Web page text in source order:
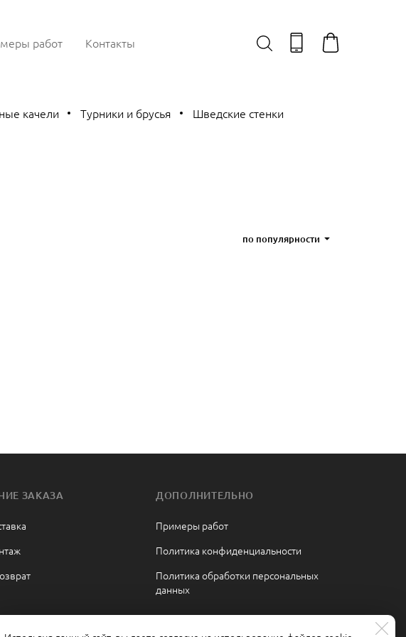
работ Контакты
качели Турники и брусья Шведские стенки
по популярности
ЗАКАЗА ДОПОЛНИТЕЛЬНО
Примеры работ
Политика конфиденциальности
Политика обработки персональных
данных